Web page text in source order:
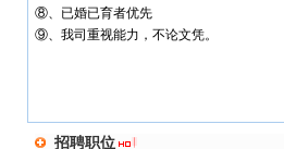
⑧、已婚已育者优先
⑨、我司重视能力，不论文凭。
招聘职位